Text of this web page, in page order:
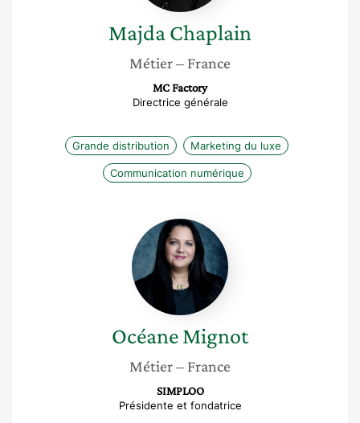
MajdaChaplain
Métier– France
MC Factory
Directrice générale
Grande distribution Marketing du luxe
Communication numérique
Océane
Mignot
OcéaneMignot
Métier– France
SIMPLOO
Présidente et fondatrice